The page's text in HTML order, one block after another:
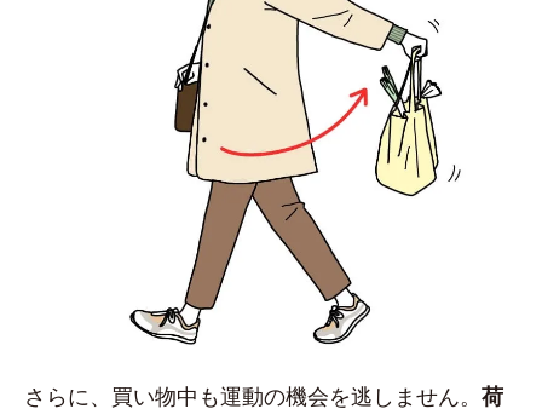
さらに、買い物中も運動の機会を逃しません。 荷